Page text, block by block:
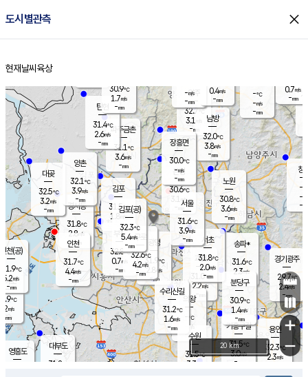
도시별관측 close
홈
현재날씨 육상
의도
℃
m/s
mm
영흥도
양주
32.7℃
3.1
-mm
과천
31.0℃
2.2m/s
- mm
용인
32.3℃
2.3m/s
경기광주
29.7℃
2.4m/s
-mm
대부도
31.8
경서동
31.8℃
2.8 m/s
-mm
파주금촌
31.1℃
3.6m/s
-mm
-℃
-m/s
-mm
대곶
32.5℃
3.2m/s
-mm
창
-
-m/
-
탄현
31.4℃
2.6m/s
-mm
0.7m/s
-mm
의왕
- ℃
m/s
mm
김포
31.5℃
1.8 m/s
mm
광명
31.9 ℃
2.8 m/s
-mm
부천
32.8℃
0.7m/s
-mm
양촌
32.1℃
3.9m/s
-mm
구로
32.6℃
4.2m/s
-mm
은평
30.6℃
3.1 m/s
- mm
노원
30.8℃
3.6m/s
-mm
송파*
31.6℃
2.3m/s
-mm
서초
31.8℃
2.0m/s
-mm
남방
32.0℃
3.8m/s
-mm
기흥구갈
31.5℃
3.0m/s
-
수리산길
31.2℃
1.6m/s
-mm
분당구
30.9℃
1.4m/s
-mm
장흥면
30.0℃
-m/s
-mm
-m/s
-mm
인천(공)
31.9℃
5.2m/s
-mm
김포(공)
32.3℃
5.4m/s
-mm
수원
31.5℃
3.3 m/s
인천
31.7℃
4.4m/s
-mm
서울
31.6℃
3.9m/s
-mm
30.9℃
1.7m/s
-mm
0.4m/s
-mm
+
−
20 km